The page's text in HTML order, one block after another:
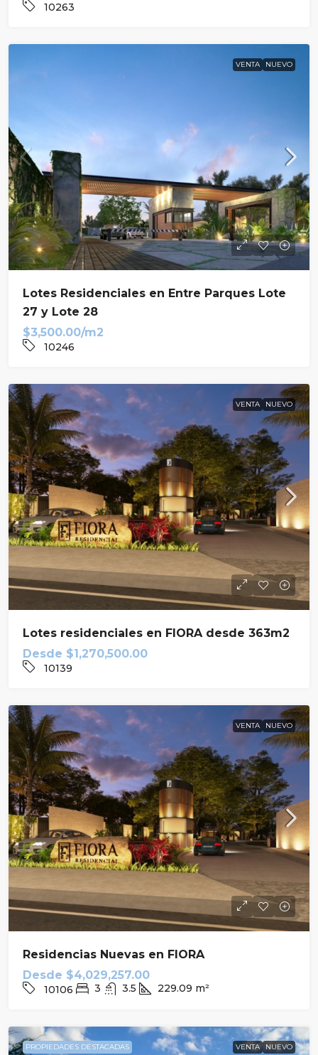
10263
VENTA NUEVO
Lotes Residenciales en Entre Parques Lote
27 y Lote 28
$3,500.00/m2
10246
VENTA NUEVO
Lotes residenciales en FIORA desde 363m2
Desde $1,270,500.00
10139
VENTA NUEVO
Residencias Nuevas en FIORA
Desde $4,029,257.00
10106 3 3.5 229.09 m²
PROPIEDADES DESTACADAS VENTA NUEVO